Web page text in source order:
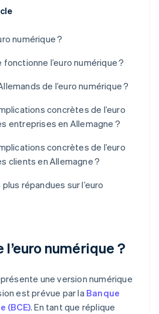
numérique ?
l’euro numérique ?
de l’euro numérique ?
concrètes de l’euro
entreprises en Allemagne ?
concrètes de l’euro
clients en Allemagne ?
répandues sur l’euro
l’euro numérique ?
une version numérique
est prévue par la Banque
(BCE). En tant que réplique